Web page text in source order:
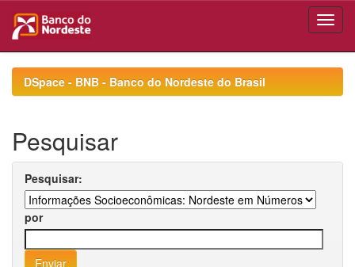
navigationDSpace - BNB - Banco do Nordeste do Brasil
Pesquisar
Pesquisar:
por